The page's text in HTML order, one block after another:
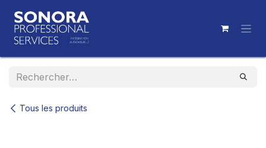
Tous les produits